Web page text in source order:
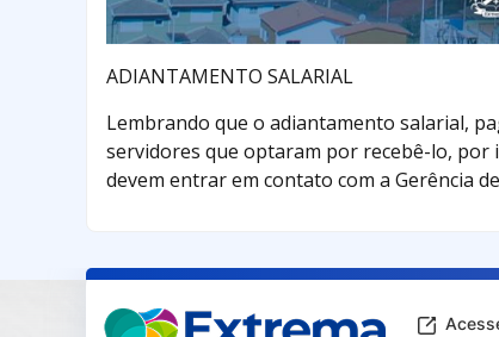
ADIANTAMENTO SALARIAL
Lembrando que o adiantamento salarial,
servidores que optaram por recebê-lo, por
devem entrar em contato com a Gerência